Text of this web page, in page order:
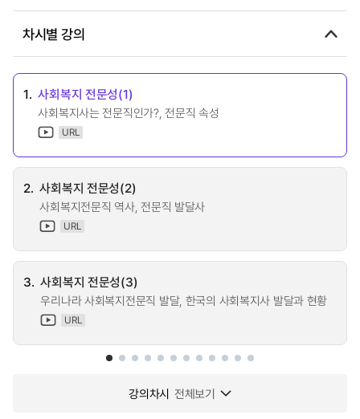
차시별 강의
1. 사회복지 전문성(1)
사회복지사는 전문직인가?, 전문직 속성
URL
2. 사회복지 전문성(2)
사회복지전문직 역사, 전문직 발달사
URL
3. 사회복지 전문성(3)
우리나라 사회복지전문직 발달, 한국의 사회복지사 발달과 현황
URL
강의차시 전체보기